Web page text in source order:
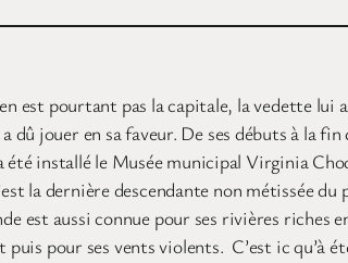
est pourtant pas la capitale, la vedette
jouer en sa faveur. De ses débuts à la
installé le Musée municipal Virginia
dernière descendante non métissée du
est aussi connue pour ses rivières
pour ses vents violents. C’est ic